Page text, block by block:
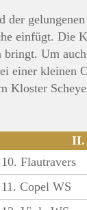
einfügt. Die
Um
einer kleinen
Kloster
II.
10. Flautravers
11. Copel WS